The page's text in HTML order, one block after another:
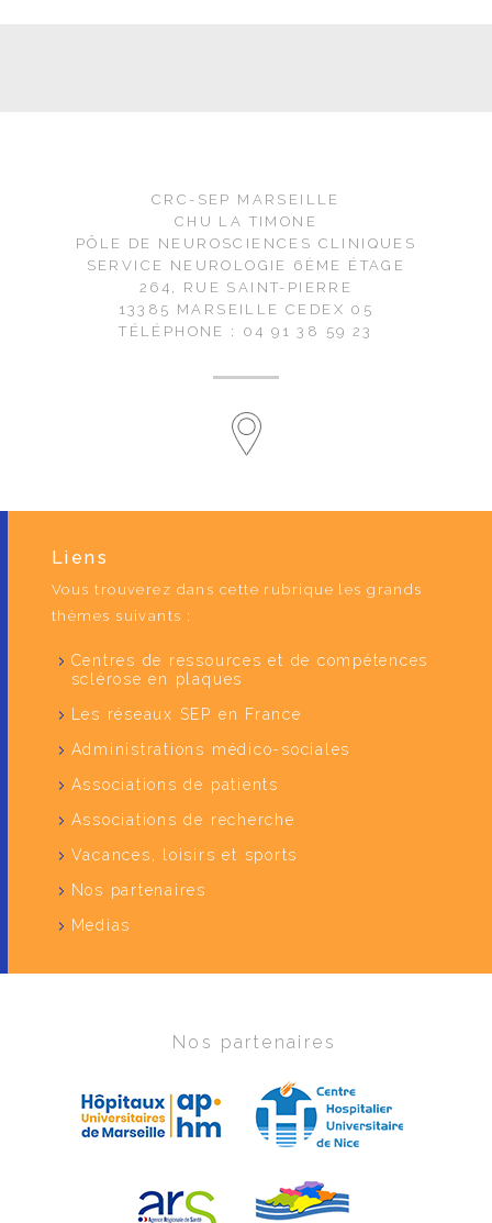
CRC-SEP MARSEILLE
CHU LA TIMONE
PÔLE DE NEUROSCIENCES CLINIQUES
SERVICE NEUROLOGIE 6ÈME ÉTAGE
264, RUE SAINT-PIERRE
13385 MARSEILLE CEDEX 05
TÉLÉPHONE : 04 91 38 59 23
Liens
Vous trouverez dans cette rubrique les grands
thèmes suivants :
Centres de ressources et de compétences
sclérose en plaques
Les réseaux SEP en France
Administrations médico-sociales
Associations de patients
Associations de recherche
Vacances, loisirs et sports
Nos partenaires
Medias
Nos partenaires